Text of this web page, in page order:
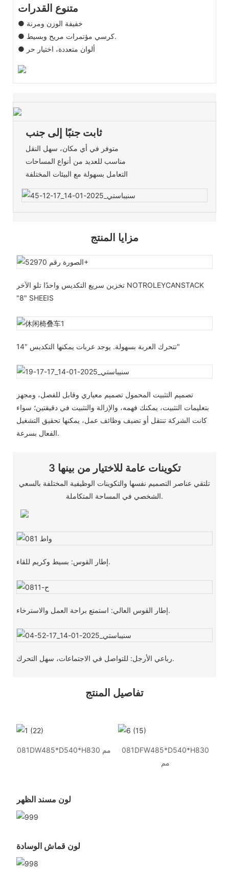
متنوع القدرات
● خفيفة الوزن ومرنة
● كرسي مؤتمرات مريح وبسيط.
● ألوان متعددة، اختيار حر
ثابت جنبًا إلى جنب
متوفر في أي مكان، سهل النقل
مناسب للعديد من أنواع المساحات
التعامل بسهولة مع البيئات المختلفة
مزايا المنتج
تخزين سريع التكديس واحدًا تلو الآخر NOTROLEYCANSTACK
"8" SHEEIS
تتحرك العربة بسهولة. يوجد عربات يمكنها التكديس "14"
تصميم التثبيت المحمول تصميم معياري وقابل للفصل، ومجهز
بتعليمات التثبيت، يمكنك فهمه، والإزالة والتثبيت في دقيقتين؛ سواء
كانت الشركة تنتقل أو تضيف وظائف عمل، يمكنها تحقيق التشغيل
الفعال بسرعة.
3 تكوينات عامة للاختيار من بينها
تلتقي عناصر التصميم نفسها والتكوينات الوظيفية المختلفة بالسعي
الشخصي في المساحة المتكاملة.
إطار القوس: بسيط وكريم للقاء.
إطار القوس العالي: استمتع براحة العمل والاسترخاء.
رباعي الأرجل: للتواصل في الاجتماعات، سهل التحرك.
تفاصيل المنتج
081DW485*D540*H830 مم
081DFW485*D540*H830
مم
لون مسند الظهر
لون قماش الوسادة